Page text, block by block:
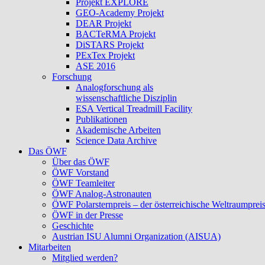
Projekt EXPLORE
GEO-Academy Projekt
DEAR Projekt
BACTeRMA Projekt
DiSTARS Projekt
PExTex Projekt
ASE 2016
Forschung
Analogforschung als
wissenschaftliche Disziplin
ESA Vertical Treadmill Facility
Publikationen
Akademische Arbeiten
Science Data Archive
Das ÖWF
Über das ÖWF
ÖWF Vorstand
ÖWF Teamleiter
ÖWF Analog-Astronauten
ÖWF Polarsternpreis – der österreichische Weltraumpreis
ÖWF in der Presse
Geschichte
Austrian ISU Alumni Organization (AISUA)
Mitarbeiten
Mitglied werden?